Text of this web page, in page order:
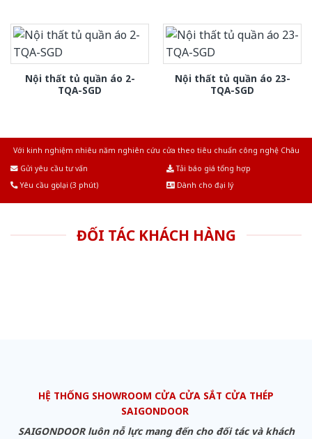
Nội thất tủ quần áo 2-
TQA-SGD
Nội thất tủ quần áo 23-
TQA-SGD
Với kinh nghiệm nhiêu năm nghiên cứu cửa theo tiêu chuẩn công nghệ Châu
Gửi yêu cầu tư vấn
Tải báo giá tổng hợp
Yêu cầu gọi lại (3 phút)
Dành cho đại lý
ĐỐI TÁC KHÁCH HÀNG
HỆ THỐNG SHOWROOM CỬA CỬA SẮT CỬA THÉP
SAIGONDOOR
SAIGONDOOR luôn nỗ lực mang đến cho đối tác và khách